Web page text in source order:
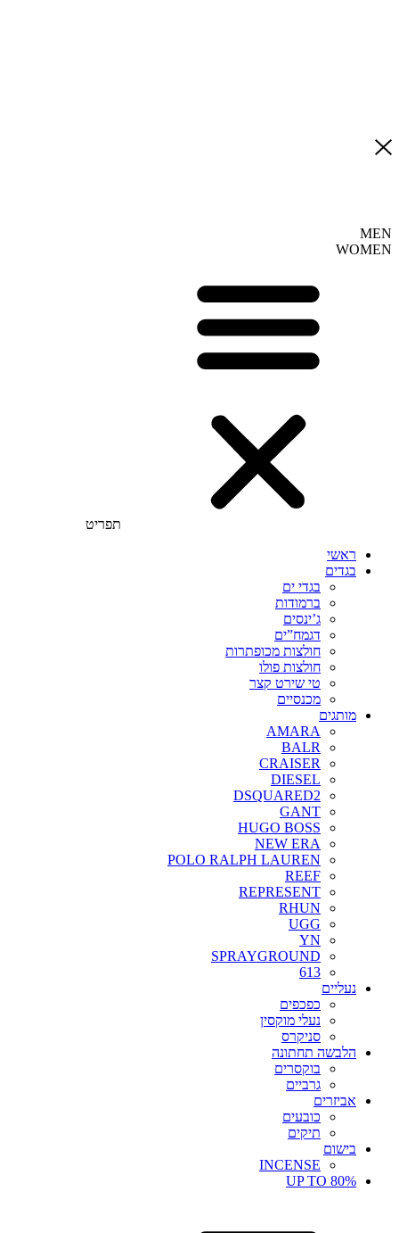
MEN
WOMEN
תפריט
ראשי
בגדים
בגדי ים
ברמודות
ג’ינסים
דגמח”ים
חולצות מכופתרות
חולצות פולו
טי שירט קצר
מכנסיים
מותגים
AMARA
BALR
CRAISER
DIESEL
DSQUARED2
GANT
HUGO BOSS
NEW ERA
POLO RALPH LAUREN
REEF
REPRESENT
RHUN
UGG
YN
SPRAYGROUND
613
נעליים
כפכפים
נעלי מוקסין
סניקרס
הלבשה תחתונה
בוקסרים
גרביים
אביזרים
כובעים
תיקים
בישום
INCENSE
UP TO 80%